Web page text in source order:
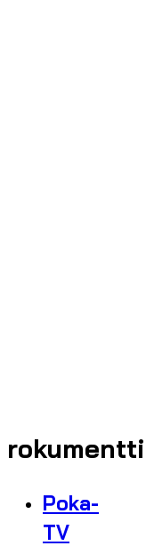
rokumentti
Poka-
TV